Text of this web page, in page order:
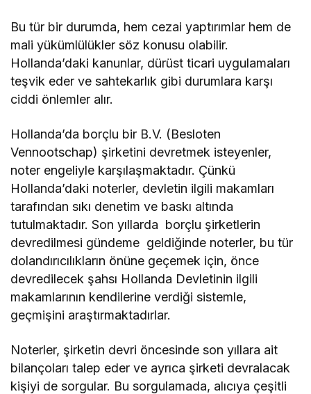
Bu tür bir durumda, hem cezai yaptırımlar hem de
mali yükümlülükler söz konusu olabilir.
Hollanda’daki kanunlar, dürüst ticari uygulamaları
teşvik eder ve sahtekarlık gibi durumlara karşı
ciddi önlemler alır.
Hollanda’da borçlu bir B.V. (Besloten
Vennootschap) şirketini devretmek isteyenler,
noter engeliyle karşılaşmaktadır. Çünkü
Hollanda’daki noterler, devletin ilgili makamları
tarafından sıkı denetim ve baskı altında
tutulmaktadır. Son yıllarda borçlu şirketlerin
devredilmesi gündeme geldiğinde noterler, bu tür
dolandırıcılıkların önüne geçemek için, önce
devredilecek şahsı Hollanda Devletinin ilgili
makamlarının kendilerine verdiği sistemle,
geçmişini araştırmaktadırlar.
Noterler, şirketin devri öncesinde son yıllara ait
bilançoları talep eder ve ayrıca şirketi devralacak
kişiyi de sorgular. Bu sorgulamada, alıcıya çeşitli